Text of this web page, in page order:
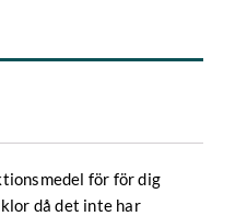
för för dig
då det inte har